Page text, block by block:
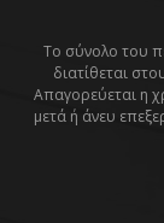
Το σύνολο του
διατίθεται
Απαγορεύεται η
μετά ή άνευ